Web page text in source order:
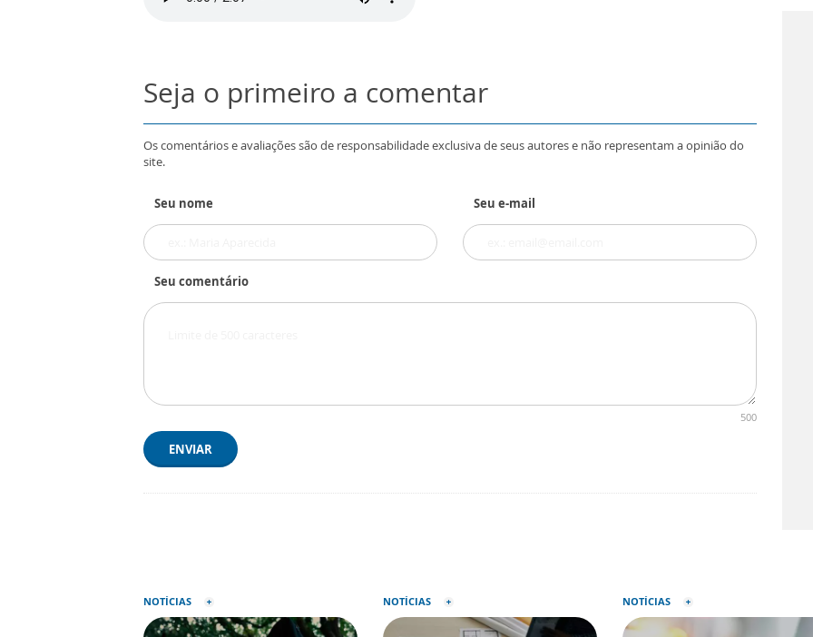
Seja o primeiro a comentar
Os comentários e avaliações são de responsabilidade exclusiva de seus autores e não representam a opinião do
site.
Seu nome Seu e-mail
Seu comentário
500
ENVIAR
NOTÍCIAS NOTÍCIAS NOTÍCIAS